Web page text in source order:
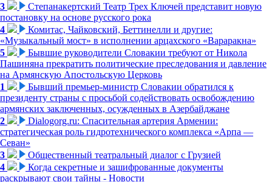
3
Степанакертский Театр Трех Ключей представит новую
постановку на основе русского рока
4
Комитас, Чайковский, Беттинелли и другие:
«Музыкальный мост» в исполнении арцахского «Вараракна»
5
Бывшие руководители Словакии требуют от Никола
Пашиняна прекратить политические преследования и давление
на Армянскую Апостольскую Церковь
1
Бывший премьер-министр Словакии обратился к
президенту страны с просьбой содействовать освобождению
армянских заключенных, осужденных в Азербайджане
2
Dialogorg.ru: Спасительная артерия Армении:
стратегическая роль гидротехнического комплекса «Арпа —
Севан»
3
Общественный театральный диалог с Грузией
4
Когда секретные и зашифрованные документы
раскрывают свои тайны - Новости